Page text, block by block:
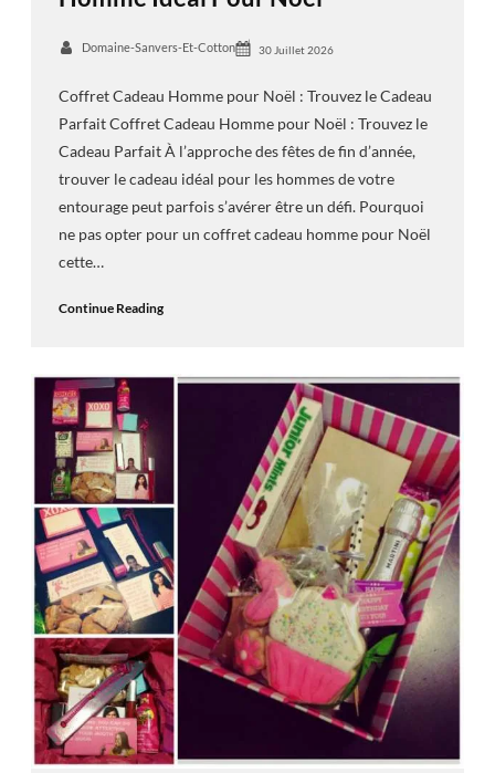
Domaine-Sanvers-Et-Cotton 30 Juillet 2026
Coffret Cadeau Homme pour Noël : Trouvez le Cadeau
Parfait Coffret Cadeau Homme pour Noël : Trouvez le
Cadeau Parfait À l’approche des fêtes de fin d’année,
trouver le cadeau idéal pour les hommes de votre
entourage peut parfois s’avérer être un défi. Pourquoi
ne pas opter pour un coffret cadeau homme pour Noël
cette…
Continue Reading